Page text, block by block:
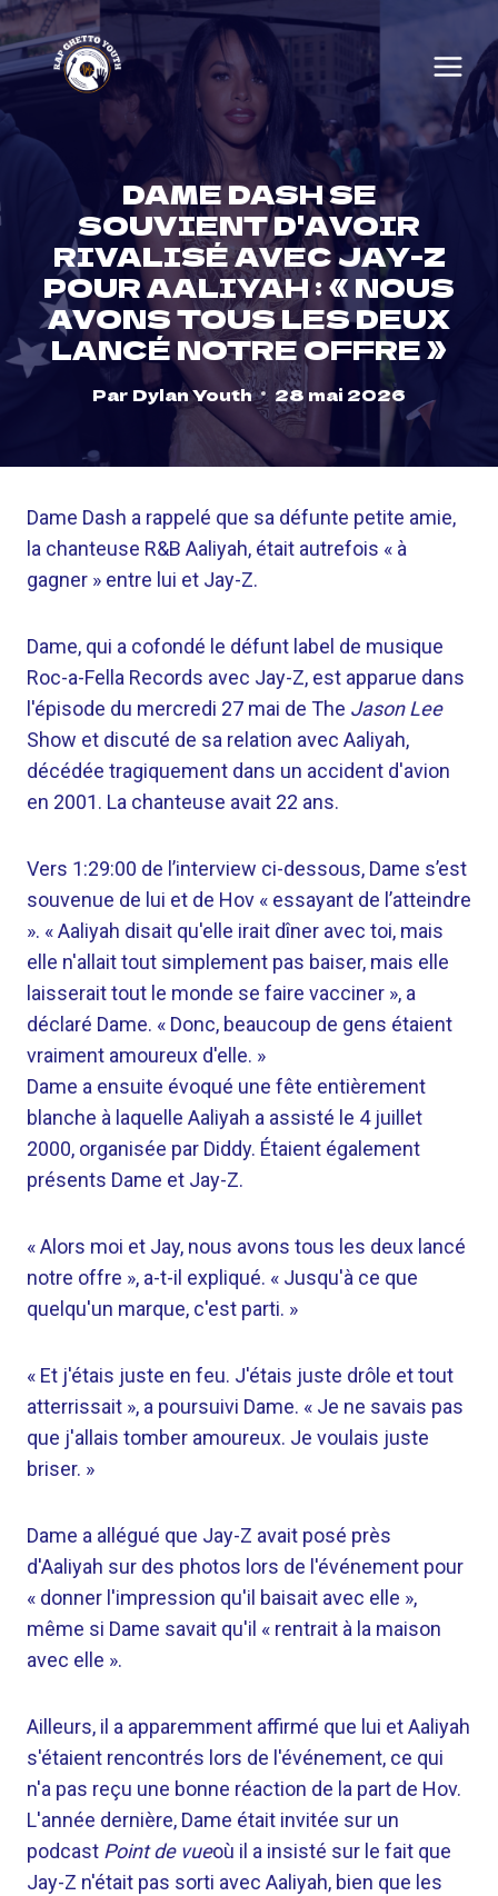
Skip
to
content
DAME DASH SE
SOUVIENT D'AVOIR
RIVALISÉ AVEC JAY-Z
POUR AALIYAH : « NOUS
AVONS TOUS LES DEUX
LANCÉ NOTRE OFFRE »
Par Dylan Youth 28 mai 2026
Dame Dash a rappelé que sa défunte petite amie,
la chanteuse R&B Aaliyah, était autrefois « à
gagner » entre lui et Jay-Z.
Dame, qui a cofondé le défunt label de musique
Roc-a-Fella Records avec Jay-Z, est apparue dans
l'épisode du mercredi 27 mai de The Jason Lee
Show et discuté de sa relation avec Aaliyah,
décédée tragiquement dans un accident d'avion
en 2001. La chanteuse avait 22 ans.
Vers 1:29:00 de l’interview ci-dessous, Dame s’est
souvenue de lui et de Hov « essayant de l’atteindre
». « Aaliyah disait qu'elle irait dîner avec toi, mais
elle n'allait tout simplement pas baiser, mais elle
laisserait tout le monde se faire vacciner », a
déclaré Dame. « Donc, beaucoup de gens étaient
vraiment amoureux d'elle. »
Dame a ensuite évoqué une fête entièrement
blanche à laquelle Aaliyah a assisté le 4 juillet
2000, organisée par Diddy. Étaient également
présents Dame et Jay-Z.
« Alors moi et Jay, nous avons tous les deux lancé
notre offre », a-t-il expliqué. « Jusqu'à ce que
quelqu'un marque, c'est parti. »
« Et j'étais juste en feu. J'étais juste drôle et tout
atterrissait », a poursuivi Dame. « Je ne savais pas
que j'allais tomber amoureux. Je voulais juste
briser. »
Dame a allégué que Jay-Z avait posé près
d'Aaliyah sur des photos lors de l'événement pour
« donner l'impression qu'il baisait avec elle »,
même si Dame savait qu'il « rentrait à la maison
avec elle ».
Ailleurs, il a apparemment affirmé que lui et Aaliyah
s'étaient rencontrés lors de l'événement, ce qui
n'a pas reçu une bonne réaction de la part de Hov.
L'année dernière, Dame était invitée sur un
podcast Point de vueoù il a insisté sur le fait que
Jay-Z n'était pas sorti avec Aaliyah, bien que les